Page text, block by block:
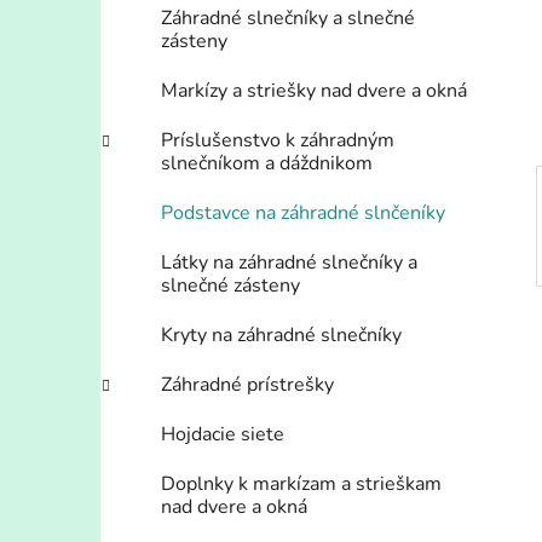
Záhradné slnečníky a slnečné
zásteny
Markízy a striešky nad dvere a okná
Príslušenstvo k záhradným
slnečníkom a dáždnikom
Podstavce na záhradné slnčeníky
Látky na záhradné slnečníky a
slnečné zásteny
Kryty na záhradné slnečníky
Záhradné prístrešky
Hojdacie siete
Doplnky k markízam a strieškam
nad dvere a okná